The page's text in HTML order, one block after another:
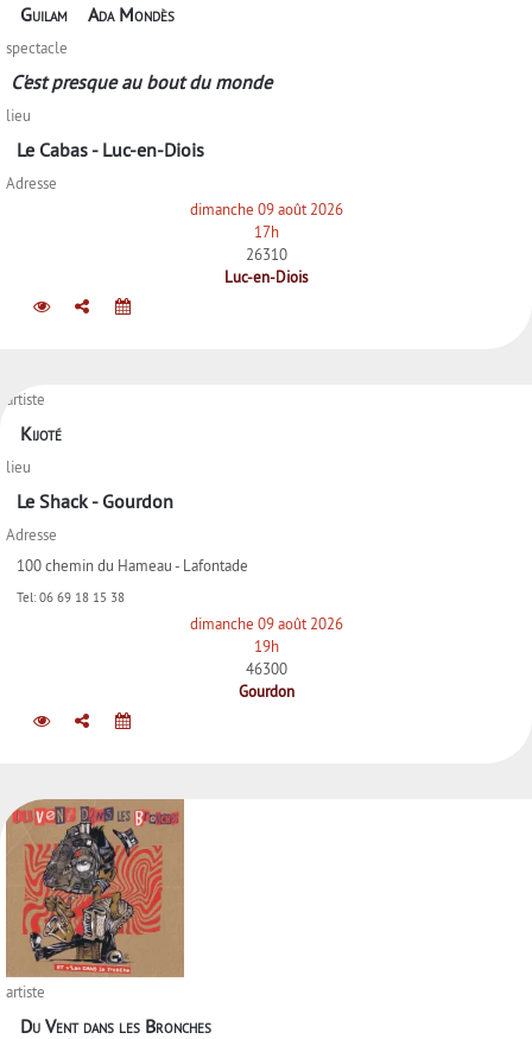
Guilam Ada Mondès
spectacle
C'est presque au bout du monde
lieu
Le Cabas - Luc-en-Diois
Adresse
dimanche 09 août 2026
17h
26310
Luc-en-Diois
artiste
Kijoté
lieu
Le Shack - Gourdon
Adresse
100 chemin du Hameau - Lafontade
Tel: 06 69 18 15 38
dimanche 09 août 2026
19h
46300
Gourdon
artiste
Du Vent dans les Bronches